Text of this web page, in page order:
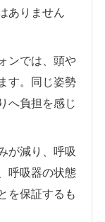
ありません
ンでは、頭や
す。同じ姿勢
へ負担を感じ
が減り、呼吸
呼吸器の状態
を保証するも